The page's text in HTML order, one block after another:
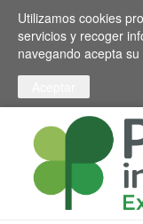
Pasar al contenido
Toggle high contrast
Utilizamos cookies
servicios y recoger
navegando acepta